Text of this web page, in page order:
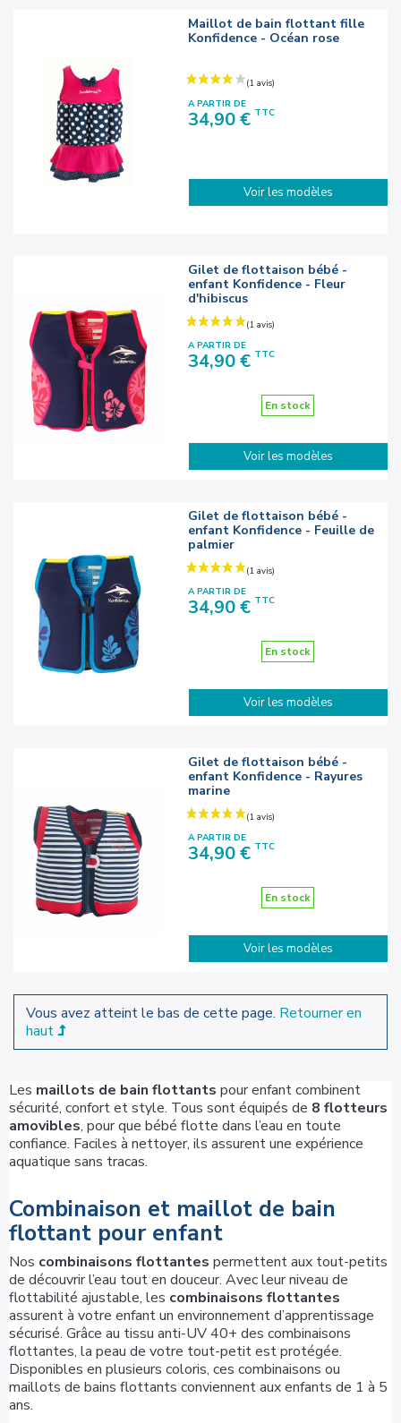
A PARTIR DE
Prix
34,90 € TTC
Maillot de bain flottant fille
Konfidence - Océan rose
Voir les modèles
A PARTIR DE
Prix
34,90 € TTC
Gilet de flottaison bébé -
enfant Konfidence - Fleur
d'hibiscus
En stock
Voir les modèles
A PARTIR DE
Prix
34,90 € TTC
Gilet de flottaison bébé -
enfant Konfidence - Feuille de
palmier
En stock
Voir les modèles
A PARTIR DE
Prix
34,90 € TTC
Gilet de flottaison bébé -
enfant Konfidence - Rayures
marine
En stock
Voir les modèles
Vous avez atteint le bas de cette page. Retourner en
haut
Les maillots de bain flottants pour enfant combinent
sécurité, confort et style. Tous sont équipés de 8 flotteurs
amovibles, pour que bébé flotte dans l’eau en toute
confiance. Faciles à nettoyer, ils assurent une expérience
aquatique sans tracas.
Combinaison et maillot de bain
flottant pour enfant
Nos combinaisons flottantes permettent aux tout-petits
de découvrir l’eau tout en douceur. Avec leur niveau de
flottabilité ajustable, les combinaisons flottantes
assurent à votre enfant un environnement d’apprentissage
sécurisé. Grâce au tissu anti-UV 40+ des combinaisons
flottantes, la peau de votre tout-petit est protégée.
Disponibles en plusieurs coloris, ces combinaisons ou
maillots de bains flottants conviennent aux enfants de 1 à 5
ans.